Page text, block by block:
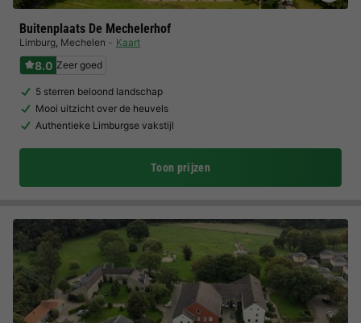
Buitenplaats De Mechelerhof
Limburg, Mechelen Kaart
8.0 Zeer goed
5 sterren beloond landschap
Mooi uitzicht over de heuvels
Authentieke Limburgse vakstijl
Toon prijzen